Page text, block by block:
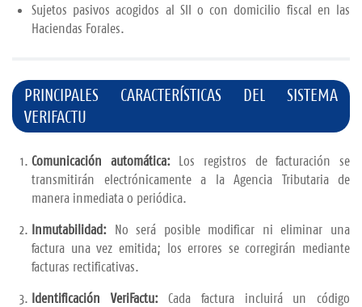
Sujetos pasivos acogidos al SII o con domicilio fiscal en las
Haciendas Forales.
PRINCIPALES CARACTERÍSTICAS DEL SISTEMA
VERIFACTU
Comunicación automática:Los registros de facturación se
transmitirán electrónicamente a la Agencia Tributaria de
manera inmediata o periódica.
Inmutabilidad: No será posible modificar ni eliminar una
factura una vez emitida; los errores se corregirán mediante
facturas rectificativas.
Identificación VeriFactu:Cada factura incluirá un código